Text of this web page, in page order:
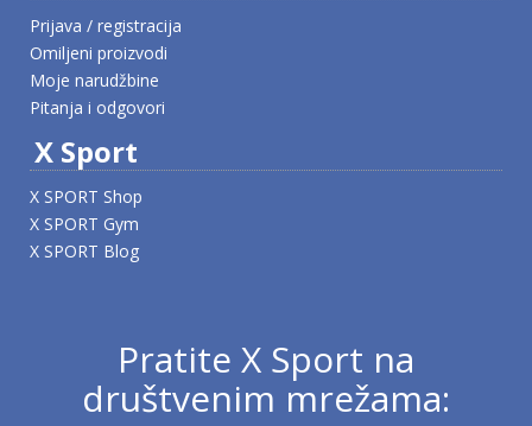
Prijava / registracija
Omiljeni proizvodi
Moje narudžbine
Pitanja i odgovori
X Sport
X SPORT Shop
X SPORT Gym
X SPORT Blog
Pratite X Sport na
društvenim mrežama: